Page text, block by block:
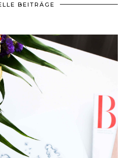
BEITRÄGE